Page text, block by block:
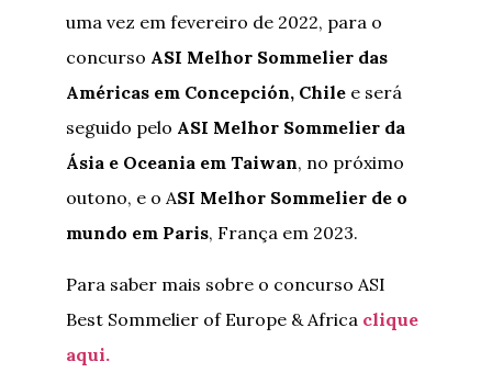
uma vez em fevereiro de 2022, para o
concurso ASI Melhor Sommelier das
Américas em Concepción, Chile e será
seguido pelo ASI Melhor Sommelier da
Ásia e Oceania em Taiwan, no próximo
outono, e o ASI Melhor Sommelier de o
mundo em Paris, França em 2023.
Para saber mais sobre o concurso ASI
Best Sommelier of Europe & Africa clique
aqui.